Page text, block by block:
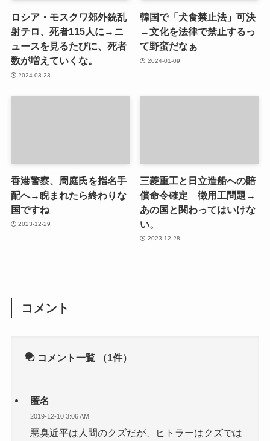
ロシア・モスクワ郊外銃乱
射テロ、死者115人に→ニ
ュースを見るたびに、死者
数が増えていくな。
2024-03-23
韓国で「犬食禁止法」可決
→文化を法律で禁止するっ
て野蛮だなぁ
2024-01-09
香港警察、周庭氏を指名手
配へ→睨まれたら終わりな
国ですね
2023-12-29
三菱重工と日立造船への賠
償命令確定 徴用工問題→
あの国と関わってはいけな
い。
2023-12-28
コメント
コメント一覧 （1件）
匿名
2019-12-10 3:06 AM
悪臭近平は人間のクズだが、ヒトラーはクズでは